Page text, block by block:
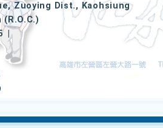
Zuoying Dist., Kaohsiung
|